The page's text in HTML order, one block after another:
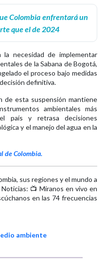
Colombia enfrentará un
que el de 2024
necesidad de implementar
de la Sabana de Bogotá,
el proceso bajo medidas
definitiva.
de esta suspensión mantiene
ambientales más
país y retrasa decisiones
y el manejo del agua en la
de Colombia.
sus regiones y el mundo a
📺 Míranos en vivo en
en las 74 frecuencias
ambiente